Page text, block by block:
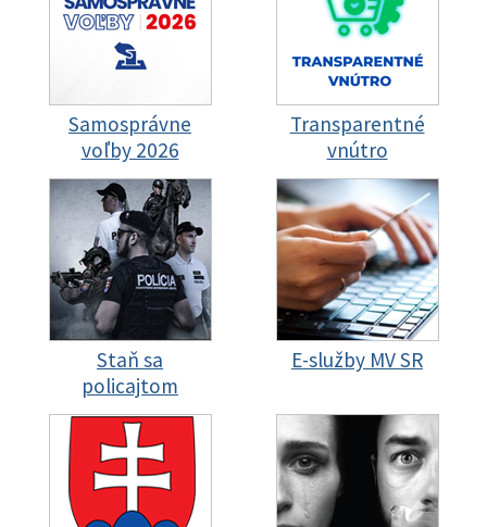
Samosprávne
voľby 2026
Transparentné
vnútro
Staň sa
policajtom
E-služby MV SR